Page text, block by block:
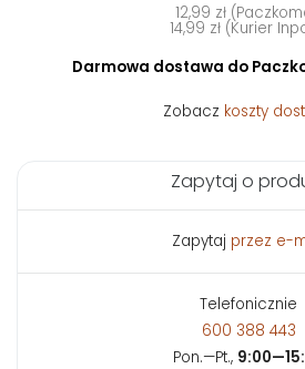
12,99 zł
14,99 zł (Kurier
Darmowa dostawa do
Zobacz koszty
Zapytaj o
Zapytaj przez e-
Telefonicznie
600 388 443
Pon.—Pt.,